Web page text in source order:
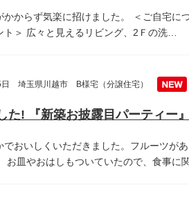
からず気楽に招けました。
＜ご自宅に
ト＞ 広々と見えるリビング、2Ｆの洗…
日 埼玉県川越市 B様宅（分譲住宅）
でおいしくいただきました。フルーツが
お皿やおはしもついていたので、食事に